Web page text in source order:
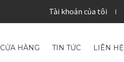
Tài khoản của tôi
CỬA HÀNG TIN TỨC LIÊN HỆ